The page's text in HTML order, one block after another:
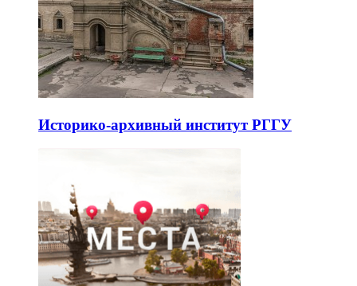
Историко-архивный институт РГГУ